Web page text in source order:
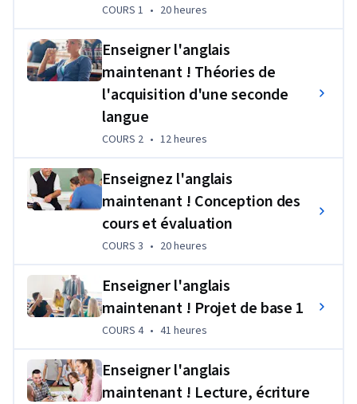
d'enseigner et créeront un portfolio d'enseignement
professionnel qui ne manquera pas d'impressionner les
employeurs actuels ou futurs. Lors du dernier cours de
synthèse, vous aurez l'occasion de soumettre un portfolio
d'enseignement à l'examen d'un expert.
COURS 1 20 heures
COURS 1 • 20 heures
Enseigner l'anglais
maintenant ! Théories de
l'acquisition d'une seconde
langue
COURS 2, 12 heures
COURS 2 • 12 heures
Enseignez l'anglais
maintenant ! Conception des
cours et évaluation
COURS 3 20 heures
COURS 3 • 20 heures
Enseigner l'anglais
maintenant ! Projet de base 1
COURS 4, 41 heures
COURS 4 • 41 heures
Enseigner l'anglais
maintenant ! Lecture, écriture